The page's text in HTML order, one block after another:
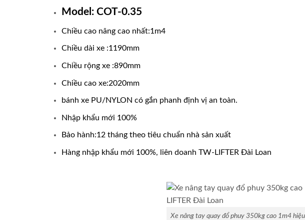
Model: COT-0.35
Chiều cao nâng cao nhất:1m4
Chiều dài xe :1190mm
Chiều rộng xe :890mm
Chiều cao xe:2020mm
bánh xe PU/NYLON có gắn phanh định vị an toàn.
Nhập khẩu mới 100%
Bảo hành:12 tháng theo tiêu chuẩn nhà sản xuất
Hàng nhập khẩu mới 100%, liên doanh TW-LIFTER Đài Loan
Xe nâng tay quay đổ phuy 350kg cao 1m4